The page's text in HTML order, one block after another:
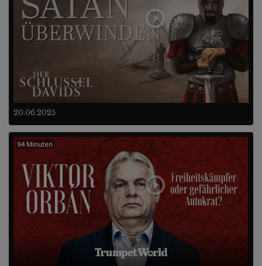
20.06.2025
94 Minuten